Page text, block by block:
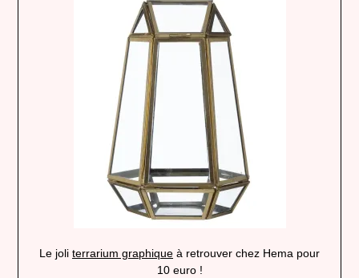
Le joli terrarium graphique à retrouver chez Hema pour
10 euro !